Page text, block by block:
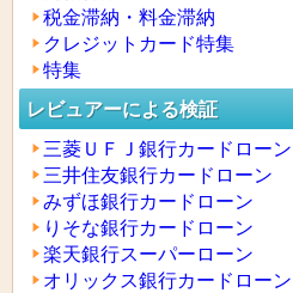
税金滞納・料金滞納
クレジットカード特集
特集
レビュアーによる検証
三菱ＵＦＪ銀行カードローン
三井住友銀行カードローン
みずほ銀行カードローン
りそな銀行カードローン
楽天銀行スーパーローン
オリックス銀行カードローン